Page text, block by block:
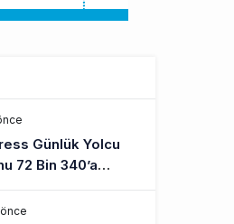
Günlük Yolcu
72 Bin 340’a